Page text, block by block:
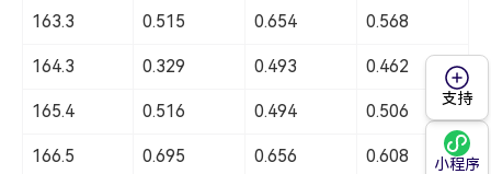
163.3 0.515 0.654 0.568
164.3 0.329 0.493 0.462
165.4 0.516 0.494 0.506
166.5 0.695 0.656 0.608
支持
小程序